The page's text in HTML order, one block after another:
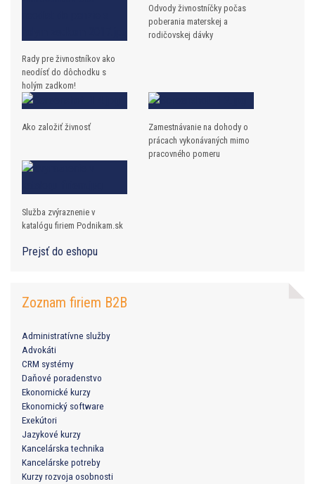
Rady pre živnostníkov ako
neodísť do dôchodku s
holým zadkom!
Odvody živnostníčky počas
poberania materskej a
rodičovskej dávky
Ako založiť živnosť
Zamestnávanie na dohody o
prácach vykonávaných mimo
pracovného pomeru
Služba zvýraznenie v
katalógu firiem Podnikam.sk
Prejsť do eshopu
Zoznam firiem B2B
Administratívne služby
Advokáti
CRM systémy
Daňové poradenstvo
Ekonomické kurzy
Ekonomický software
Exekútori
Jazykové kurzy
Kancelárska technika
Kancelárske potreby
Kurzy rozvoja osobnosti